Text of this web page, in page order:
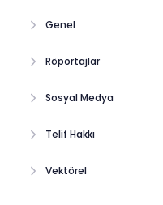
Genel
Röportajlar
Sosyal Medya
Telif Hakkı
Vektörel